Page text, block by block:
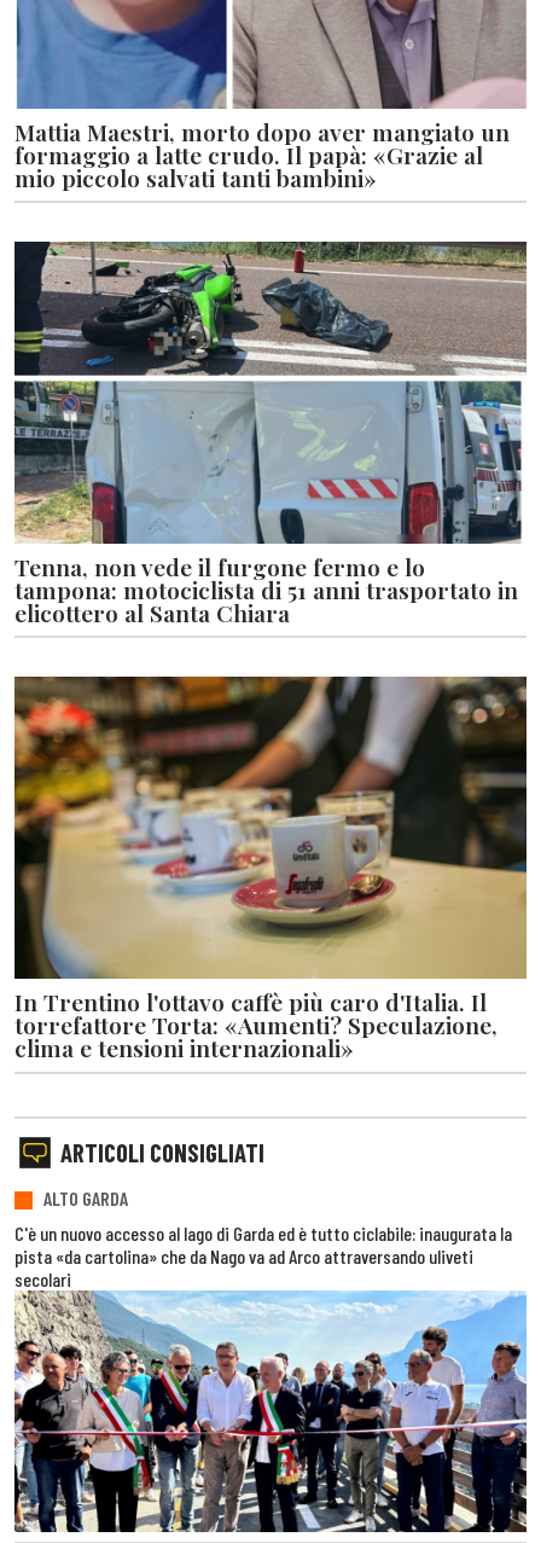
Mattia Maestri, morto dopo aver mangiato un
formaggio a latte crudo. Il papà: «Grazie al
mio piccolo salvati tanti bambini»
Tenna, non vede il furgone fermo e lo
tampona: motociclista di 51 anni trasportato in
elicottero al Santa Chiara
In Trentino l'ottavo caffè più caro d'Italia. Il
torrefattore Torta: «Aumenti? Speculazione,
clima e tensioni internazionali»
ARTICOLI CONSIGLIATI
ALTO GARDA
C'è un nuovo accesso al lago di Garda ed è tutto ciclabile: inaugurata la
pista «da cartolina» che da Nago va ad Arco attraversando uliveti
secolari